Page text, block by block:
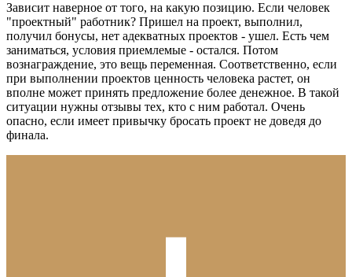
Зависит наверное от того, на какую позицию. Если человек
"проектный" работник? Пришел на проект, выполнил,
получил бонусы, нет адекватных проектов - ушел. Есть чем
заниматься, условия приемлемые - остался. Потом
вознаграждение, это вещь переменная. Соответственно, если
при выполнении проектов ценность человека растет, он
вполне может принять предложение более денежное. В такой
ситуации нужны отзывы тех, кто с ним работал. Очень
опасно, если имеет привычку бросать проект не доведя до
финала.